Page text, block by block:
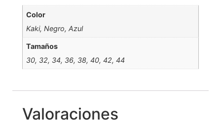
Color
Kaki, Negro, Azul
Tamaños
30, 32, 34, 36, 38, 40, 42, 44
Valoraciones